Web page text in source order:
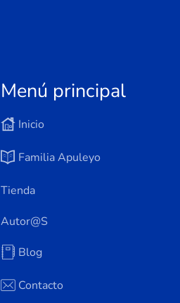
Menú principal
Inicio
Familia Apuleyo
Tienda
Autor@s
Blog
Contacto